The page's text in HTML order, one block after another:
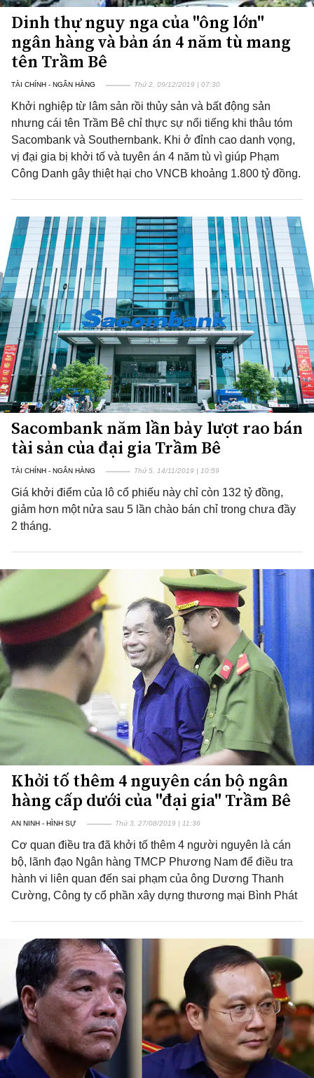
Dinh thự nguy nga của "ông lớn"
ngân hàng và bản án 4 năm tù mang
tên Trầm Bê
TÀI CHÍNH - NGÂN HÀNG Thứ 2, 09/12/2019 | 07:30
Khởi nghiệp từ lâm sản rồi thủy sản và bất động sản
nhưng cái tên Trầm Bê chỉ thực sự nổi tiếng khi thâu tóm
Sacombank và Southernbank. Khi ở đỉnh cao danh vọng,
vị đại gia bị khởi tố và tuyên án 4 năm tù vì giúp Phạm
Công Danh gây thiệt hại cho VNCB khoảng 1.800 tỷ đồng.
Sacombank năm lần bảy lượt rao bán
tài sản của đại gia Trầm Bê
TÀI CHÍNH - NGÂN HÀNG Thứ 5, 14/11/2019 | 10:59
Giá khởi điểm của lô cổ phiếu này chỉ còn 132 tỷ đồng,
giảm hơn một nửa sau 5 lần chào bán chỉ trong chưa đầy
2 tháng.
Khởi tố thêm 4 nguyên cán bộ ngân
hàng cấp dưới của "đại gia" Trầm Bê
AN NINH - HÌNH SỰ Thứ 3, 27/08/2019 | 11:36
Cơ quan điều tra đã khởi tố thêm 4 người nguyên là cán
bộ, lãnh đạo Ngân hàng TMCP Phương Nam để điều tra
hành vi liên quan đến sai phạm của ông Dương Thanh
Cường, Công ty cổ phần xây dựng thương mại Bình Phát